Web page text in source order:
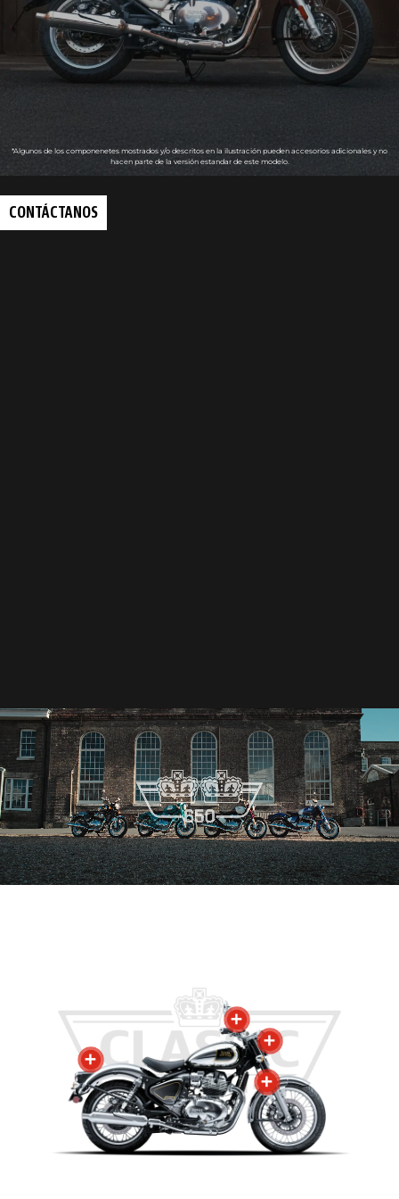
*Algunos de los componenetes mostrados y/o descritos en la ilustración pueden accesorios adicionales y no
hacen parte de la versión estandar de este modelo.
CONTÁCTANOS